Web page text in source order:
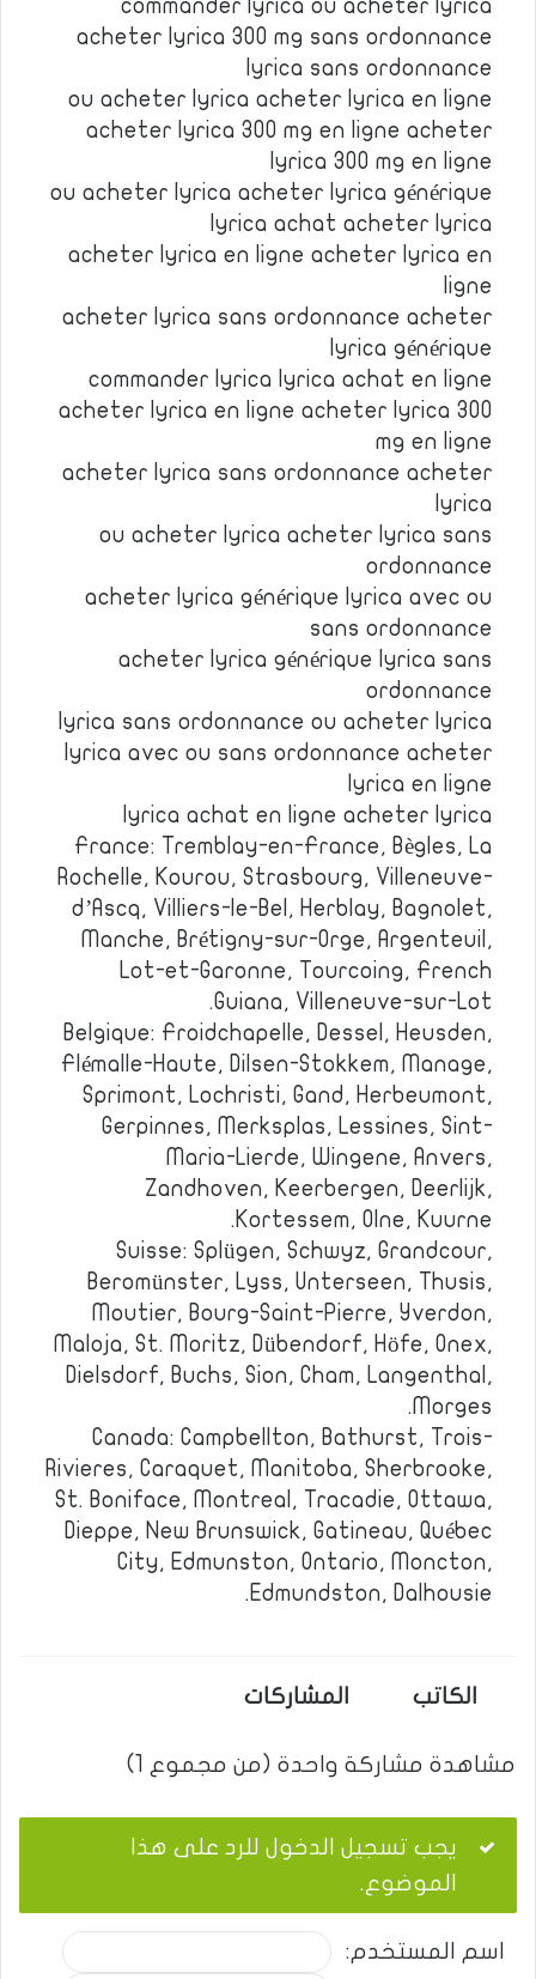
commander lyrica ou acheter lyrica
acheter lyrica 300 mg sans ordonnance
lyrica sans ordonnance
ou acheter lyrica acheter lyrica en ligne
acheter lyrica 300 mg en ligne acheter
lyrica 300 mg en ligne
ou acheter lyrica acheter lyrica générique
lyrica achat acheter lyrica
acheter lyrica en ligne acheter lyrica en
ligne
acheter lyrica sans ordonnance acheter
lyrica générique
commander lyrica lyrica achat en ligne
acheter lyrica en ligne acheter lyrica 300
mg en ligne
acheter lyrica sans ordonnance acheter
lyrica
ou acheter lyrica acheter lyrica sans
ordonnance
acheter lyrica générique lyrica avec ou
sans ordonnance
acheter lyrica générique lyrica sans
ordonnance
lyrica sans ordonnance ou acheter lyrica
lyrica avec ou sans ordonnance acheter
lyrica en ligne
lyrica achat en ligne acheter lyrica
France: Tremblay-en-France, Bègles, La
Rochelle, Kourou, Strasbourg, Villeneuve-
d’Ascq, Villiers-le-Bel, Herblay, Bagnolet,
Manche, Brétigny-sur-Orge, Argenteuil,
Lot-et-Garonne, Tourcoing, French
Guiana, Villeneuve-sur-Lot.
Belgique: Froidchapelle, Dessel, Heusden,
Flémalle-Haute, Dilsen-Stokkem, Manage,
Sprimont, Lochristi, Gand, Herbeumont,
Gerpinnes, Merksplas, Lessines, Sint-
Maria-Lierde, Wingene, Anvers,
Zandhoven, Keerbergen, Deerlijk,
Kortessem, Olne, Kuurne.
Suisse: Splügen, Schwyz, Grandcour,
Beromünster, Lyss, Unterseen, Thusis,
Moutier, Bourg-Saint-Pierre, Yverdon,
Maloja, St. Moritz, Dübendorf, Höfe, Onex,
Dielsdorf, Buchs, Sion, Cham, Langenthal,
Morges.
Canada: Campbellton, Bathurst, Trois-
Rivieres, Caraquet, Manitoba, Sherbrooke,
St. Boniface, Montreal, Tracadie, Ottawa,
Dieppe, New Brunswick, Gatineau, Québec
City, Edmunston, Ontario, Moncton,
Edmundston, Dalhousie.
الكاتب المشاركات
مشاهدة مشاركة واحدة (من مجموع 1)
يجب تسجيل الدخول للرد على هذا
الموضوع.
اسم المستخدم: